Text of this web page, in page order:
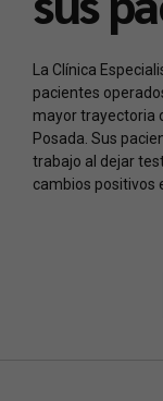
La Clínica
pacientes
mayor trayectoria
Posada. Sus
trabajo al dejar
cambios positivos